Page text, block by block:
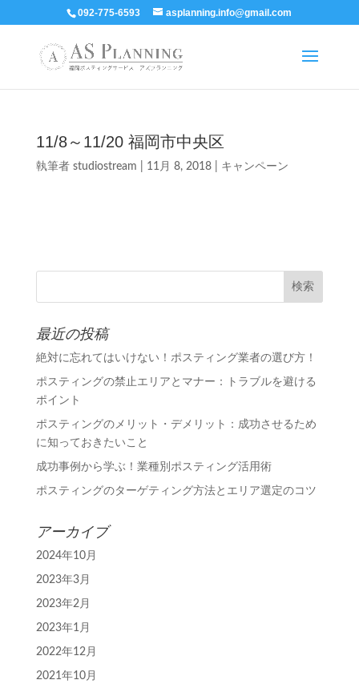
092-775-6593 asplanning.info@gmail.com
11/8～11/20 福岡市中央区
執筆者 studiostream 11月 8, 2018| キャンペーン
最近の投稿
絶対に忘れてはいけない！ポスティング業者の選び方！
ポスティングの禁止エリアとマナー：トラブルを避ける
ポイント
ポスティングのメリット・デメリット：成功させるため
に知っておきたいこと
成功事例から学ぶ！業種別ポスティング活用術
ポスティングのターゲティング方法とエリア選定のコツ
アーカイブ
2024年10月
2023年3月
2023年2月
2023年1月
2022年12月
2021年10月